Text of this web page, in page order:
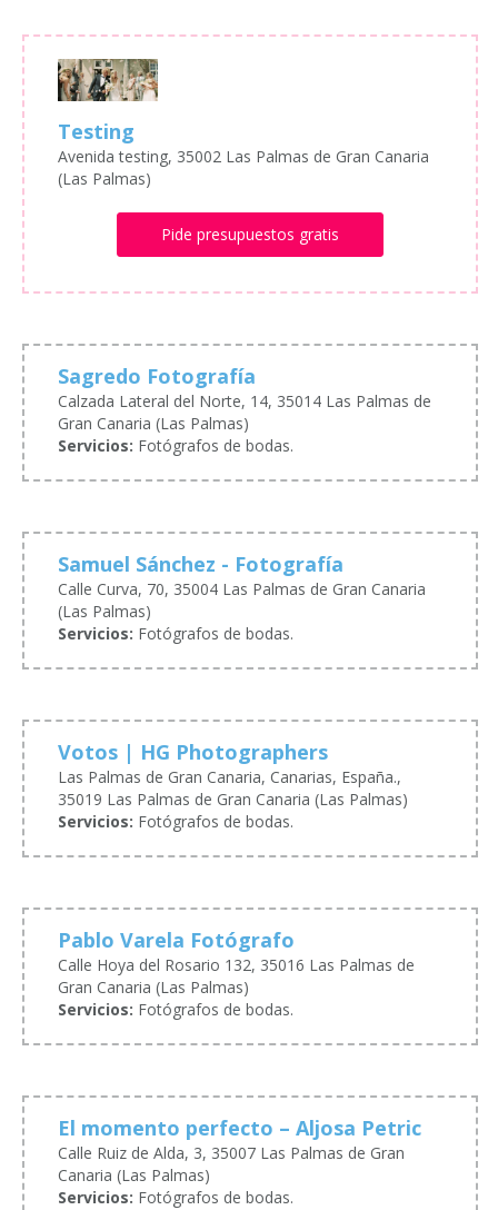
Testing
Avenida testing, 35002 Las Palmas de Gran Canaria
(Las Palmas)
Pide presupuestos gratis
Sagredo Fotografía
Calzada Lateral del Norte, 14, 35014 Las Palmas de
Gran Canaria (Las Palmas)
Servicios: Fotógrafos de bodas.
Samuel Sánchez - Fotografía
Calle Curva, 70, 35004 Las Palmas de Gran Canaria
(Las Palmas)
Servicios: Fotógrafos de bodas.
Votos | HG Photographers
Las Palmas de Gran Canaria, Canarias, España.,
35019 Las Palmas de Gran Canaria (Las Palmas)
Servicios: Fotógrafos de bodas.
Pablo Varela Fotógrafo
Calle Hoya del Rosario 132, 35016 Las Palmas de
Gran Canaria (Las Palmas)
Servicios: Fotógrafos de bodas.
El momento perfecto – Aljosa Petric
Calle Ruiz de Alda, 3, 35007 Las Palmas de Gran
Canaria (Las Palmas)
Servicios: Fotógrafos de bodas.